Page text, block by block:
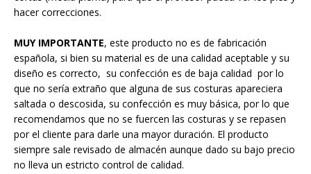
hacer correcciones.
MUY IMPORTANTE, este producto no es de fabricación
española, si bien su material es de una calidad aceptable y su
diseño es correcto, su confección es de baja calidad por lo
que no sería extraño que alguna de sus costuras apareciera
saltada o descosida, su confección es muy básica, por lo que
recomendamos que no se fuercen las costuras y se repasen
por el cliente para darle una mayor duración. El producto
siempre sale revisado de almacén aunque dado su bajo precio
no lleva un estricto control de calidad.